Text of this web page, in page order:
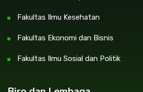
Fakultas Ilmu Kesehatan
Fakultas Ekonomi dan Bisnis
Fakultas Ilmu Sosial dan Politik